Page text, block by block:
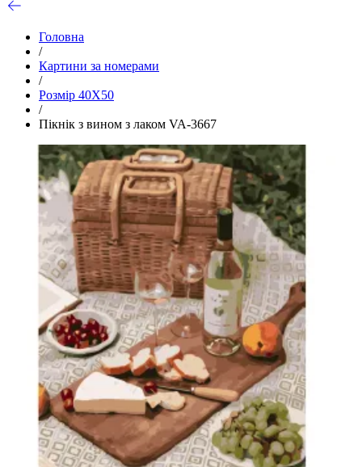
Головна
/
Картини за номерами
/
Розмір 40Х50
/
Пікнік з вином з лаком VA-3667